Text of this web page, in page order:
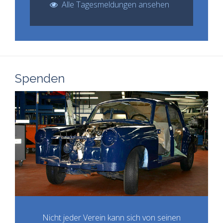
Alle Tagesmeldungen ansehen
Spenden
Nicht jeder Verein kann sich von seinen